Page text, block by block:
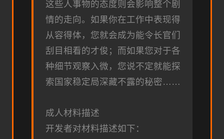
这些人事物的态度则会影响整个剧
情的走向。如果你在工作中表现得
从容得体，您就会成为能令长官们
刮目相看的才俊；而如果您对于各
种细节观察入微，您说不定就能探
索国家稳定局深藏不露的秘密……
成人材料描述
开发者对材料描述如下：